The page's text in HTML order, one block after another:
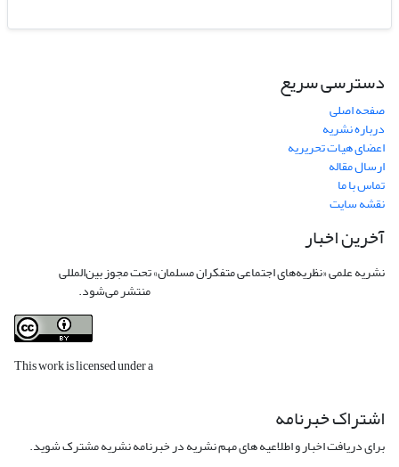
دسترسی سریع
صفحه اصلی
درباره نشریه
اعضای هیات تحریریه
ارسال مقاله
تماس با ما
نقشه سایت
آخرین اخبار
نشریه علمی «نظریه‌های اجتماعی متفکران مسلمان» تحت مجوز بین‌المللی
منتشر می‌شود.
This work is licensed under a
اشتراک خبرنامه
برای دریافت اخبار و اطلاعیه های مهم نشریه در خبرنامه نشریه مشترک شوید.